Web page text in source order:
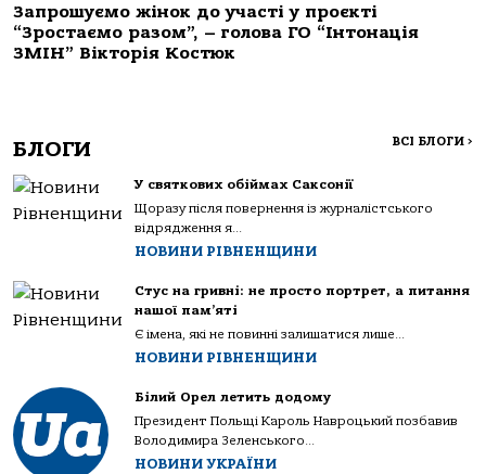
Запрошуємо жінок до участі у проєкті
“Зростаємо разом”, – голова ГО “Інтонація
ЗМІН” Вікторія Костюк
БЛОГИ ВСІ БЛОГИ >
У святкових обіймах Саксонії
Щоразу після повернення із журналістського
відрядження я...
НОВИНИ РІВНЕНЩИНИ
Стус на гривні: не просто портрет, а питання
нашої пам’яті
Є імена, які не повинні залишатися лише...
НОВИНИ РІВНЕНЩИНИ
Білий Орел летить додому
Президент Польщі Кароль Навроцький позбавив
Володимира Зеленського...
НОВИНИ УКРАЇНИ